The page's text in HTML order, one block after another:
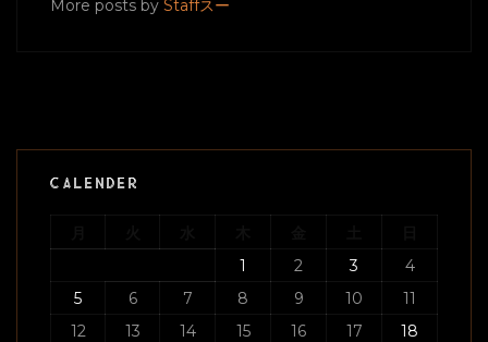
More posts by Staffスー
CALENDER
1
2 3
4
5
6 7 8 9 10
11
12
13 14 15 16 17
18